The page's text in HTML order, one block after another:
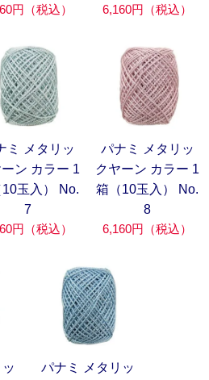
円（税込）
6,160円（税込）
ミ メタリッ
ン カラー 1
玉入） No.
7
円（税込）
パナミ メタリッ
クヤーン カラー 1
箱（10玉入） No.
8
6,160円（税込）
パナミ メタリッ